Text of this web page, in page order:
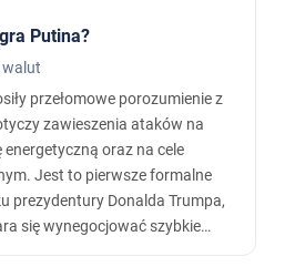
Putina?
walut
przełomowe porozumienie z
zawieszenia ataków na
oraz na cele
Jest to pierwsze formalne
prezydentury Donalda Trumpa,
się wynegocjować szybkie